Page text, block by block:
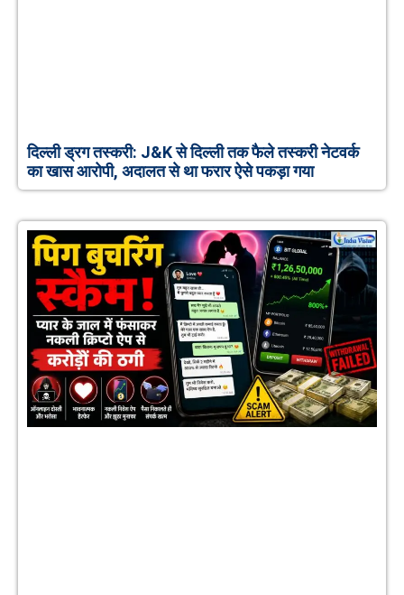
दिल्ली ड्रग तस्करी: J&K से दिल्ली तक फैले तस्करी नेटवर्क
का खास आरोपी, अदालत से था फरार ऐसे पकड़ा गया